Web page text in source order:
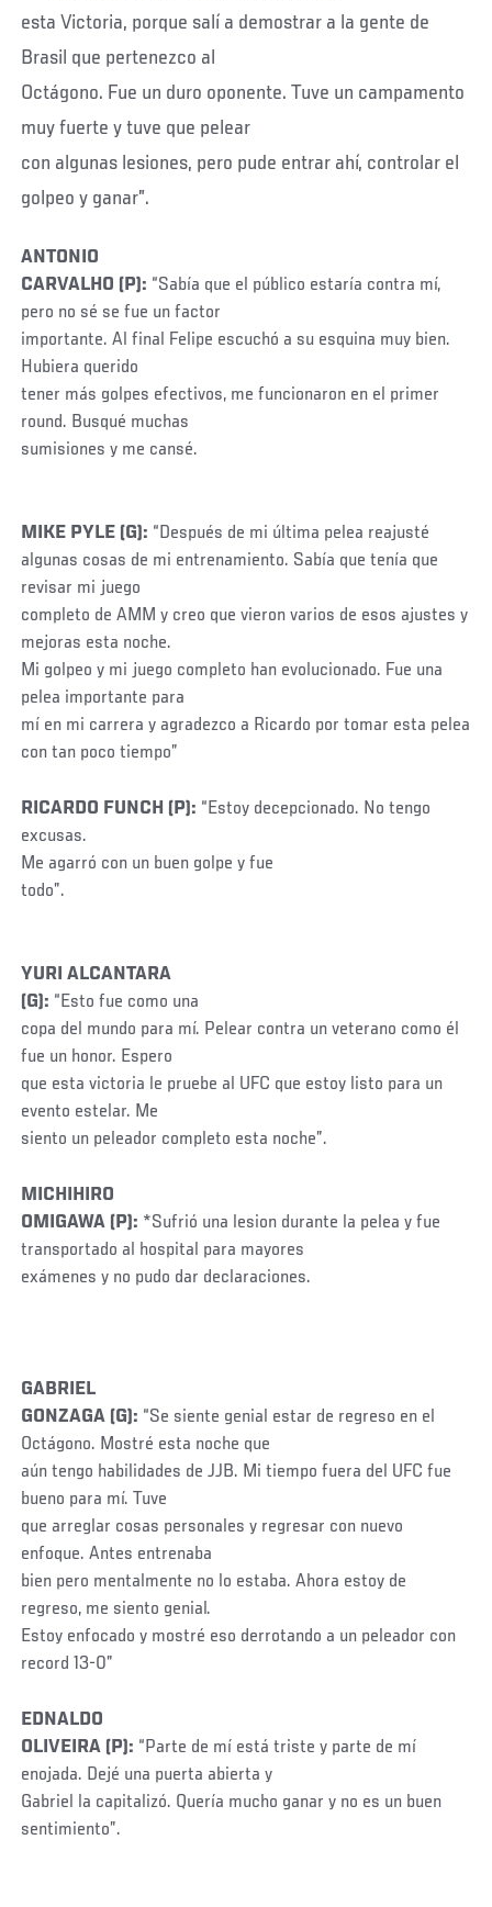
esta Victoria, porque salí a demostrar a la gente de
Brasil que pertenezco al
Octágono. Fue un duro oponente. Tuve un campamento
muy fuerte y tuve que pelear
con algunas lesiones, pero pude entrar ahí, controlar el
golpeo y ganar”.
ANTONIO
CARVALHO (P): “Sabía que el público estaría contra mí,
pero no sé se fue un factor
importante. Al final Felipe escuchó a su esquina muy bien.
Hubiera querido
tener más golpes efectivos, me funcionaron en el primer
round. Busqué muchas
sumisiones y me cansé.
MIKE PYLE (G): “Después de mi última pelea reajusté
algunas cosas de mi entrenamiento. Sabía que tenía que
revisar mi juego
completo de AMM y creo que vieron varios de esos ajustes y
mejoras esta noche.
Mi golpeo y mi juego completo han evolucionado. Fue una
pelea importante para
mí en mi carrera y agradezco a Ricardo por tomar esta pelea
con tan poco tiempo”
RICARDO FUNCH (P): “Estoy decepcionado. No tengo
excusas.
Me agarró con un buen golpe y fue
todo”.
YURI ALCANTARA
(G): “Esto fue como una
copa del mundo para mí. Pelear contra un veterano como él
fue un honor. Espero
que esta victoria le pruebe al UFC que estoy listo para un
evento estelar. Me
siento un peleador completo esta noche”.
MICHIHIRO
OMIGAWA (P): *Sufrió una lesion durante la pelea y fue
transportado al hospital para mayores
exámenes y no pudo dar declaraciones.
GABRIEL
GONZAGA (G): “Se siente genial estar de regreso en el
Octágono. Mostré esta noche que
aún tengo habilidades de JJB. Mi tiempo fuera del UFC fue
bueno para mí. Tuve
que arreglar cosas personales y regresar con nuevo
enfoque. Antes entrenaba
bien pero mentalmente no lo estaba. Ahora estoy de
regreso, me siento genial.
Estoy enfocado y mostré eso derrotando a un peleador con
record 13-0”
EDNALDO
OLIVEIRA (P): “Parte de mí está triste y parte de mí
enojada. Dejé una puerta abierta y
Gabriel la capitalizó. Quería mucho ganar y no es un buen
sentimiento”.